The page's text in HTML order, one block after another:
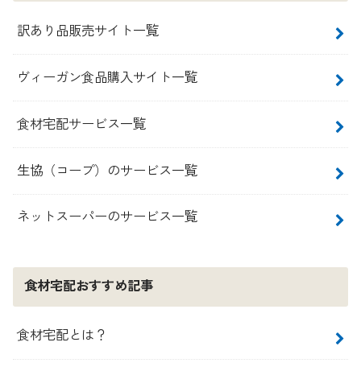
訳あり品販売サイト一覧
ヴィーガン食品購入サイト一覧
食材宅配サービス一覧
生協（コープ）のサービス一覧
ネットスーパーのサービス一覧
食材宅配おすすめ記事
食材宅配とは？